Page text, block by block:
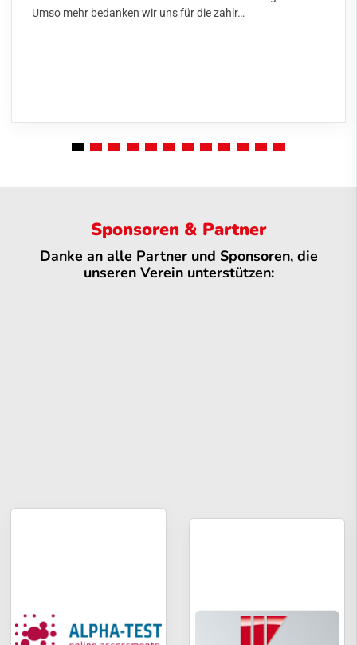
Umso mehr bedanken wir uns für die zahlr…
Sponsoren & Partner
Danke an alle Partner und Sponsoren, die
unseren Verein unterstützen: